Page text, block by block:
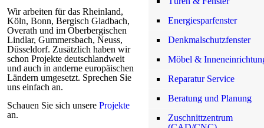
Wir arbeiten für das Rheinland,
Köln, Bonn, Bergisch Gladbach,
Overath und im Oberbergischen
Lindlar, Gummersbach, Neuss,
Düsseldorf. Zusätzlich haben wir
schon Projekte deutschlandweit
und auch in anderne europäischen
Ländern umgesetzt. Sprechen Sie
uns einfach an.
Schauen Sie sich unsere Projekte
an.
Energiesparfenster
Denkmalschutzfenster
Möbel &
Reparatur Service
Beratung und Planung
Zuschnittzentrum